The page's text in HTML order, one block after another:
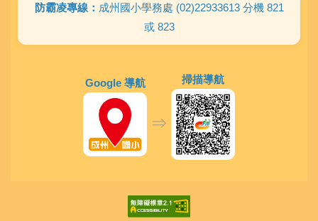
防霸凌專線： 成州國小學務處 (02)22933613 分機 821
或 823
Google 導航
⇒
掃描導航